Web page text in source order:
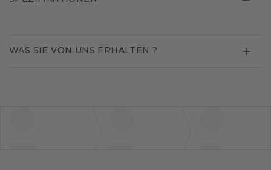
WAS SIE VON UNS ERHALTEN ?